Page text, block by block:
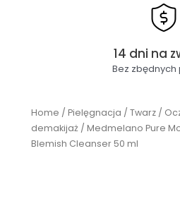
14 dni na
Bez zbędnych
Home / Pielęgnacja / Twarz /
demakijaż / Medmelano Pure
Blemish Cleanser 50 ml